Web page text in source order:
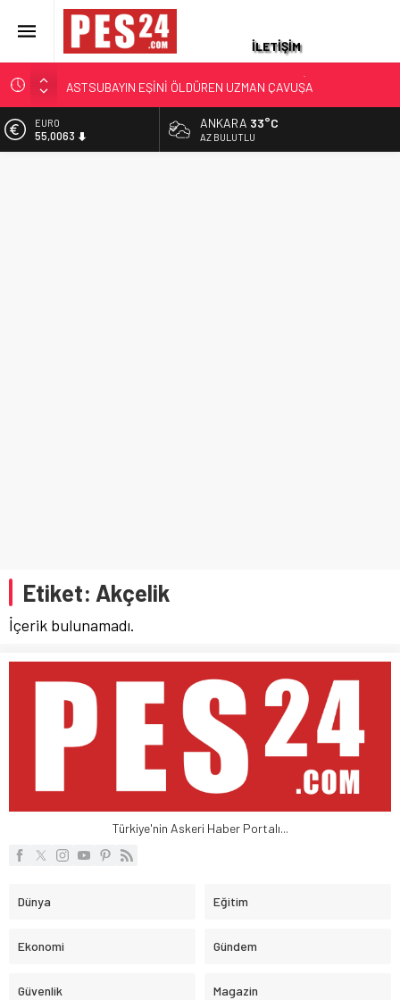
İLETİŞİM
ASKERİ LOJMANDA CİNAYET: ÜST KAT KOMŞUSU
ASTSUBAYIN EŞİNİ ÖLDÜREN UZMAN ÇAVUŞA
AĞIRLAŞTIRIMIŞ MÜEBBET VE 11 YIL HAPİS CEZASI
JANDARMA ASTSUBAYIN EŞİ VE KIZI TOPRAĞA VERİLDİ!
OĞLU İLE KENDİSİ İSE…
EURO
55,0063
ANKARA 33°C
AZ BULUTLU
Etiket: Akçelik
İçerik bulunamadı.
Türkiye'nin Askeri Haber Portalı...
Dünya Eğitim
Ekonomi Gündem
Güvenlik Magazin